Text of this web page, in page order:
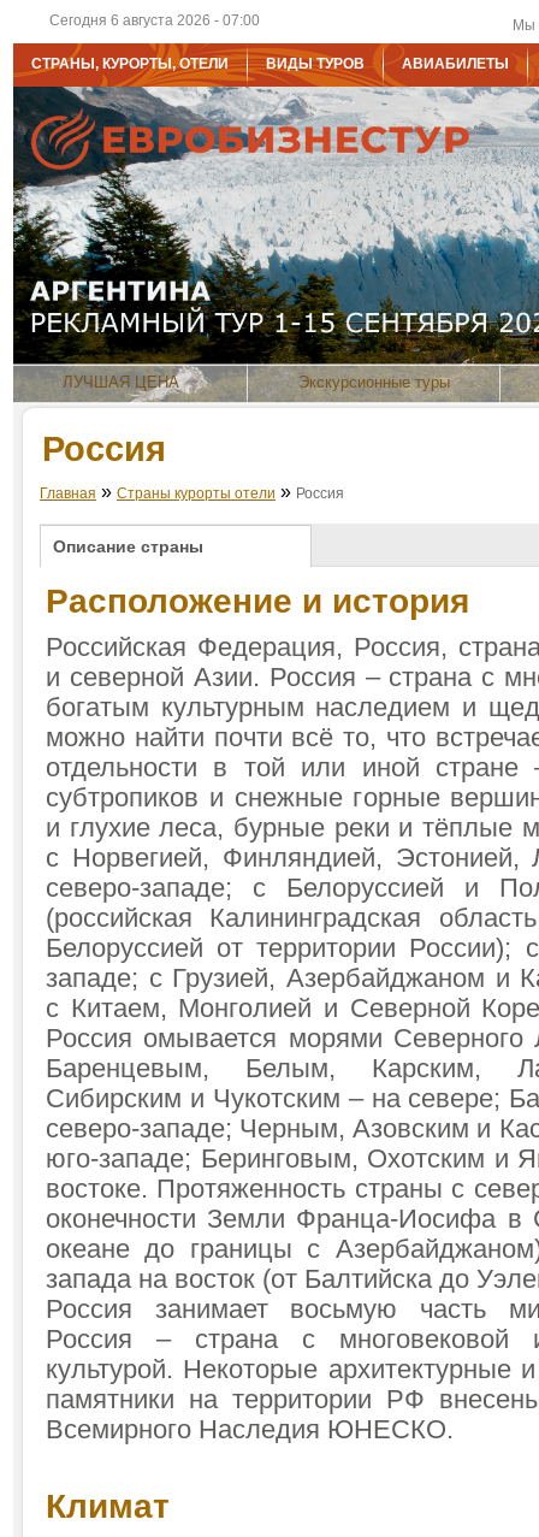
Сегодня 6 августа 2026 - 07:00 Мы
СТРАНЫ, КУРОРТЫ, ОТЕЛИ ВИДЫ ТУРОВ АВИАБИЛЕТЫ
ЛУЧШАЯ ЦЕНА Экскурсионные туры
Россия
Главная » Страны курорты отели » Россия
Описание страны
Расположение и история
Российская Федерация, Россия,
и северной Азии. Россия – страна с
богатым культурным наследием и
можно найти почти всё то, что
отдельности в той или иной
субтропиков и снежные горные
и глухие леса, бурные реки и тёплые
с Норвегией, Финляндией, Эстонией,
северо-западе; с Белоруссией и
(российская Калининградская
Белоруссией от территории России);
западе; с Грузией, Азербайджаном и
с Китаем, Монголией и Северной
Россия омывается морями Северного
Баренцевым, Белым, Карским,
Сибирским и Чукотским – на севере;
северо-западе; Черным, Азовским и
юго-западе; Беринговым, Охотским и
востоке. Протяженность страны с
оконечности Земли Франца-Иосифа в
океане до границы с
запада на восток (от Балтийска до
Россия занимает восьмую часть
Россия – страна с многовековой
культурой. Некоторые архитектурные
памятники на территории РФ
Всемирного Наследия ЮНЕСКО.
Климат